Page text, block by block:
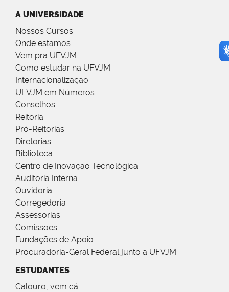
A UNIVERSIDADE
Nossos Cursos
Onde estamos
Vem pra UFVJM
Como estudar na UFVJM
Internacionalização
UFVJM em Números
Conselhos
Reitoria
Pró-Reitorias
Diretorias
Biblioteca
Centro de Inovação Tecnológica
Auditoria Interna
Ouvidoria
Corregedoria
Assessorias
Comissões
Fundações de Apoio
Procuradoria-Geral Federal junto a UFVJM
ESTUDANTES
Calouro, vem cá